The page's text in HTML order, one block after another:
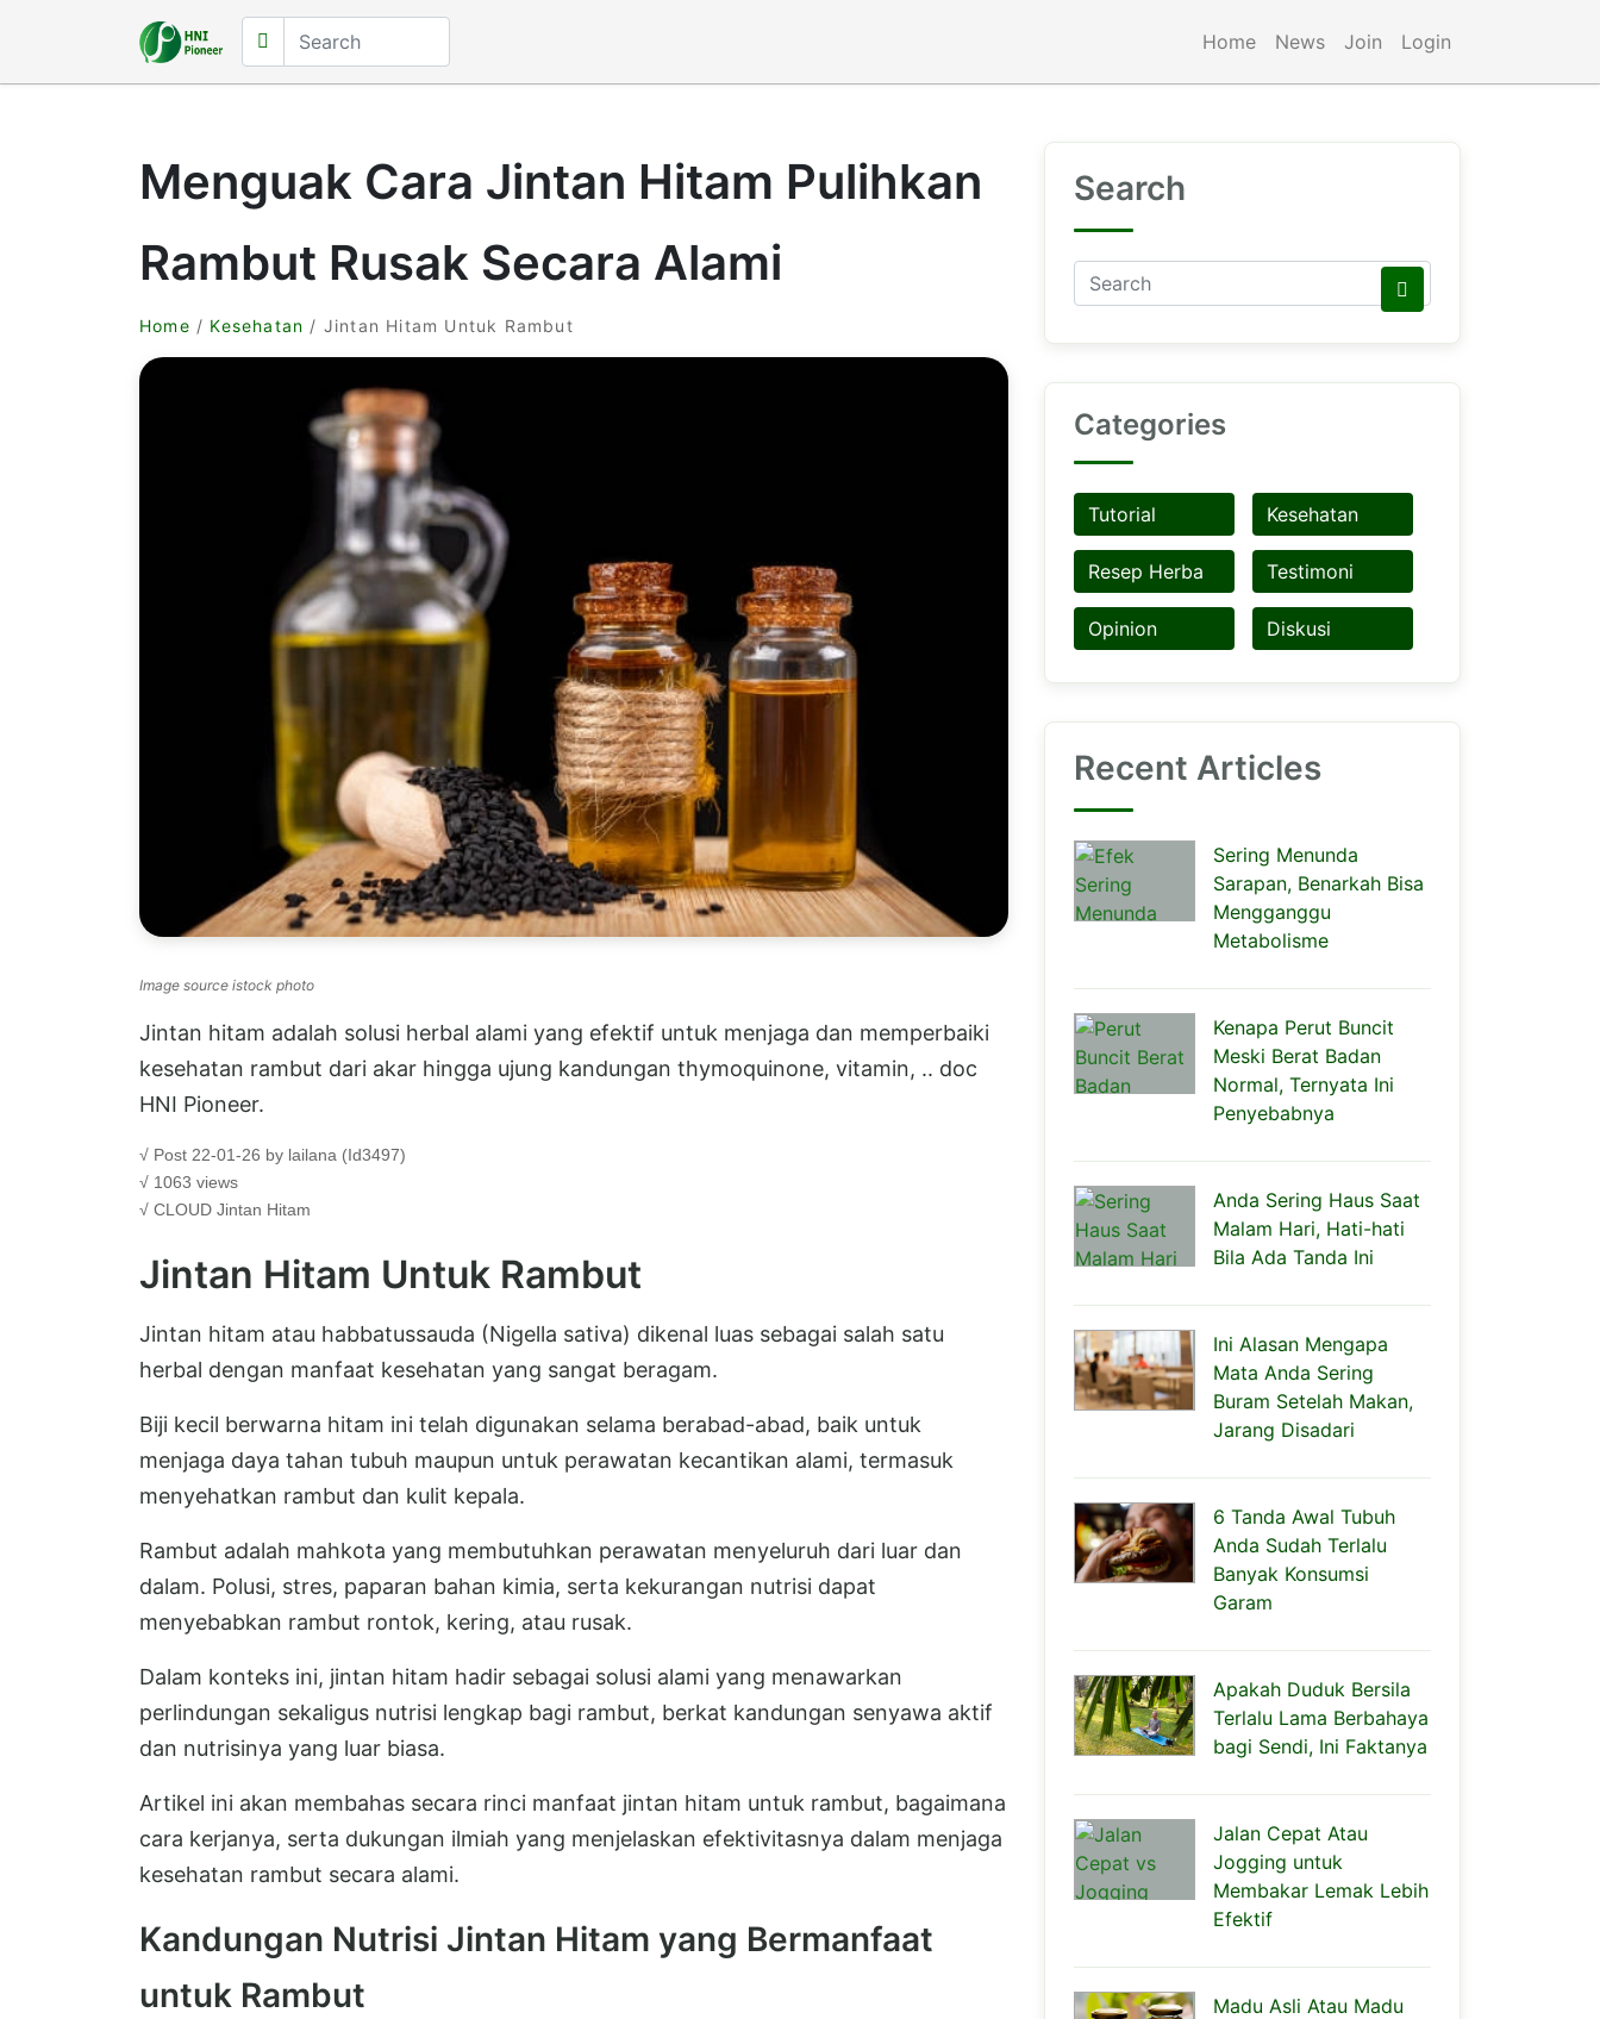
Home News Join Login
Menguak Cara Jintan Hitam Pulihkan
Rambut Rusak Secara Alami
Home / Kesehatan / Jintan Hitam Untuk Rambut
Image source istock photo
Jintan hitam adalah solusi herbal alami yang efektif untuk menjaga dan memperbaiki
kesehatan rambut dari akar hingga ujung kandungan thymoquinone, vitamin, .. doc
HNI Pioneer.
√ Post 22-01-26 by lailana (Id3497)
√ 1063 views
√ CLOUD Jintan Hitam
Jintan Hitam Untuk Rambut
Jintan hitam atau habbatussauda (Nigella sativa) dikenal luas sebagai salah satu
herbal dengan manfaat kesehatan yang sangat beragam.
Biji kecil berwarna hitam ini telah digunakan selama berabad-abad, baik untuk
menjaga daya tahan tubuh maupun untuk perawatan kecantikan alami, termasuk
menyehatkan rambut dan kulit kepala.
Rambut adalah mahkota yang membutuhkan perawatan menyeluruh dari luar dan
dalam. Polusi, stres, paparan bahan kimia, serta kekurangan nutrisi dapat
menyebabkan rambut rontok, kering, atau rusak.
Dalam konteks ini, jintan hitam hadir sebagai solusi alami yang menawarkan
perlindungan sekaligus nutrisi lengkap bagi rambut, berkat kandungan senyawa aktif
dan nutrisinya yang luar biasa.
Artikel ini akan membahas secara rinci manfaat jintan hitam untuk rambut, bagaimana
cara kerjanya, serta dukungan ilmiah yang menjelaskan efektivitasnya dalam menjaga
kesehatan rambut secara alami.
Kandungan Nutrisi Jintan Hitam yang Bermanfaat
untuk Rambut
Search
Categories
Tutorial Kesehatan
Resep Herba Testimoni
Opinion Diskusi
Recent Articles
Sering Menunda
Sarapan, Benarkah Bisa
Mengganggu
Metabolisme
Kenapa Perut Buncit
Meski Berat Badan
Normal, Ternyata Ini
Penyebabnya
Anda Sering Haus Saat
Malam Hari, Hati-hati
Bila Ada Tanda Ini
Ini Alasan Mengapa
Mata Anda Sering
Buram Setelah Makan,
Jarang Disadari
6 Tanda Awal Tubuh
Anda Sudah Terlalu
Banyak Konsumsi
Garam
Apakah Duduk Bersila
Terlalu Lama Berbahaya
bagi Sendi, Ini Faktanya
Jalan Cepat Atau
Jogging untuk
Membakar Lemak Lebih
Efektif
Madu Asli Atau Madu